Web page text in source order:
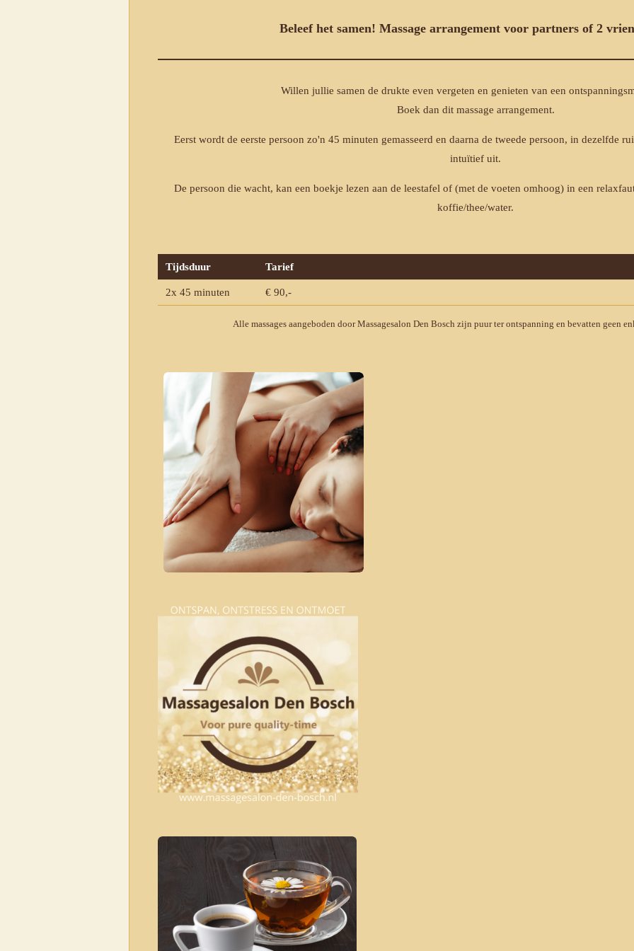
Beleef het samen! Massage arrangement voor partners of 2
Willen jullie samen de drukte even vergeten en genieten van een
Boek dan dit massage arrangement.
Eerst wordt de eerste persoon zo'n 45 minuten gemasseerd en daarna de tweede persoon, in dezelfde
intuïtief uit.
De persoon die wacht, kan een boekje lezen aan de leestafel of (met de voeten omhoog) in een
koffie/thee/water.
Tijdsduur Tarief
2x 45 minuten € 90,-
Alle massages aangeboden door Massagesalon Den Bosch zijn puur ter ontspanning en bevatten geen